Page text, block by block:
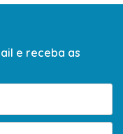
e receba as